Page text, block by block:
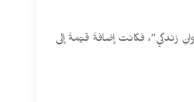
زندگي”، فكانت إضافةً قيّمةً إلى